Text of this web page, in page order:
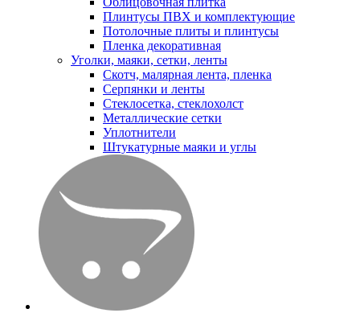
Плинтусы ПВХ и комплектующие
Потолочные плиты и плинтусы
Пленка декоративная
Уголки, маяки, сетки, ленты
Скотч, малярная лента, пленка
Серпянки и ленты
Стеклосетка, стеклохолст
Металлические сетки
Уплотнители
Штукатурные маяки и углы